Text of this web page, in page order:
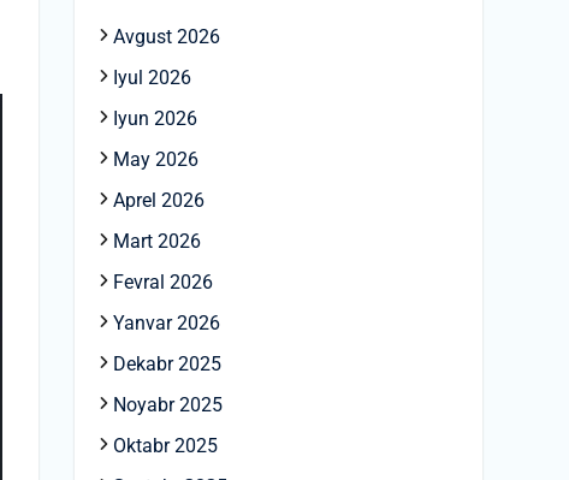
Avgust 2026
Iyul 2026
Iyun 2026
May 2026
Aprel 2026
Mart 2026
Fevral 2026
Yanvar 2026
Dekabr 2025
Noyabr 2025
Oktabr 2025